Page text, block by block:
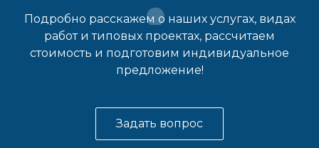
Подробно расскажем о наших услугах, видах
работ и типовых проектах, рассчитаем
стоимость и подготовим индивидуальное
предложение!
Задать вопрос